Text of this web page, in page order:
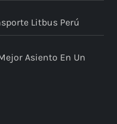
Litbus Perú
Asiento En Un